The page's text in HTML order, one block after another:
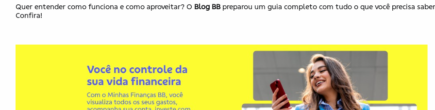
Quer entender como funciona e como aproveitar? O Blog BBpreparou um guia completo com tudo o que você precisa
Confira!